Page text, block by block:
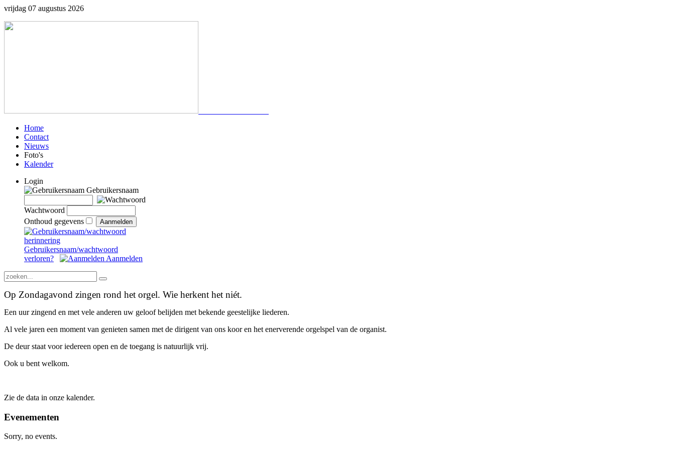
vrijdag 07 augustus 2026
Home
Contact
Nieuws
Foto's
Kalender
Login
Gebruikersnaam
Wachtwoord
Onthoud gegevens
Gebruikersnaam/wachtwoord
verloren?
Aanmelden
Op Zondagavond zingen rond het orgel. Wie herkent het niét.
Een uur zingend en met vele anderen uw geloof belijden met bekende geestelijke liederen.
Al vele jaren een moment van genieten samen met de dirigent van ons koor en het enerverende orgelspel van de organist.
De deur staat voor iedereen open en de toegang is natuurlijk vrij.
Ook u bent welkom.
Zie de data in onze kalender.
Evenementen
Sorry, no events.